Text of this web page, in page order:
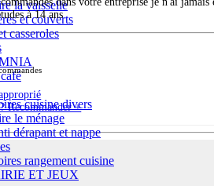
la vaisselle
et couverts
casseroles
cuisine divers
le ménage
dérapant et nappe
rangement cuisine
ET JEUX
à 14 ans
Recommander +